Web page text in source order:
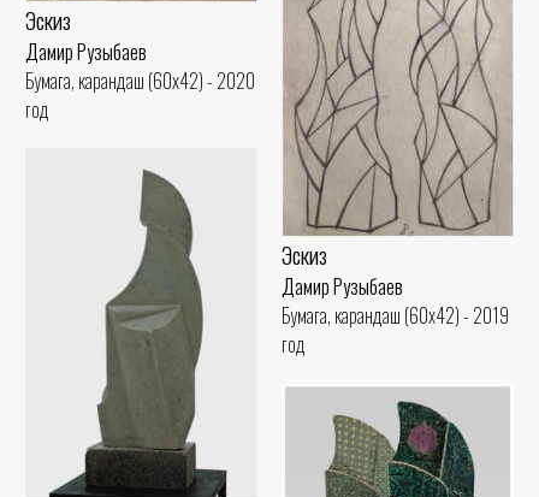
Эскиз
Дамир Рузыбаев
Бумага, карандаш (60x42) - 2020
год
Эскиз
Дамир Рузыбаев
Бумага, карандаш (60x42) - 2019
год